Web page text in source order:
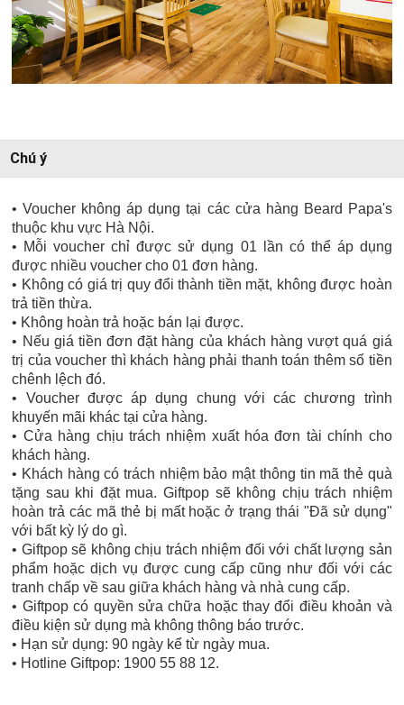
Chú ý
• Voucher không áp dụng tại các cửa hàng Beard Papa's
thuộc khu vực Hà Nội.
• Mỗi voucher chỉ được sử dụng 01 lần có thể áp dụng
được nhiều voucher cho 01 đơn hàng.
• Không có giá trị quy đổi thành tiền mặt, không được hoàn
trả tiền thừa.
• Không hoàn trả hoặc bán lại được.
• Nếu giá tiền đơn đặt hàng của khách hàng vượt quá giá
trị của voucher thì khách hàng phải thanh toán thêm số tiền
chênh lệch đó.
• Voucher được áp dụng chung với các chương trình
khuyến mãi khác tại cửa hàng.
• Cửa hàng chịu trách nhiệm xuất hóa đơn tài chính cho
khách hàng.
• Khách hàng có trách nhiệm bảo mật thông tin mã thẻ quà
tặng sau khi đặt mua. Giftpop sẽ không chịu trách nhiệm
hoàn trả các mã thẻ bị mất hoặc ở trạng thái "Đã sử dụng"
với bất kỳ lý do gì.
• Giftpop sẽ không chịu trách nhiệm đối với chất lượng sản
phẩm hoặc dịch vụ được cung cấp cũng như đối với các
tranh chấp về sau giữa khách hàng và nhà cung cấp.
• Giftpop có quyền sửa chữa hoặc thay đổi điều khoản và
điều kiện sử dụng mà không thông báo trước.
• Hạn sử dụng: 90 ngày kể từ ngày mua.
• Hotline Giftpop: 1900 55 88 12.